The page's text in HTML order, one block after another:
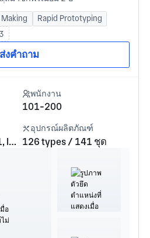
Rapid Prototyping
ส่งคำถาม
พนักงาน
101-200
IATF16949, ISO 9001, ISO 13485, ISO 14001
อุปกรณ์ผลิตภัณฑ์
126 types / 141 ชุด